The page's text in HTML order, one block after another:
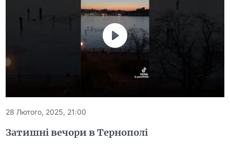
28 Лютого, 2025, 21:00
Затишні вечори в Тернополі